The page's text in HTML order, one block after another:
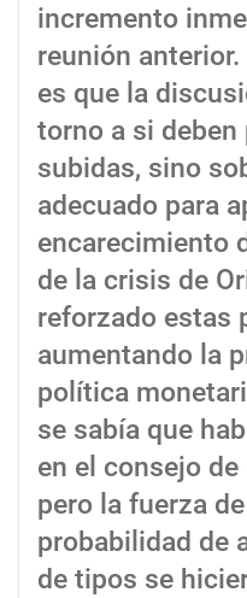
incremento
reunión anterior.
es que la
torno a si deben
subidas, sino
adecuado para
encarecimiento
de la crisis de
reforzado estas
aumentando la
política
se sabía que
en el consejo de
pero la fuerza
probabilidad de
de tipos se